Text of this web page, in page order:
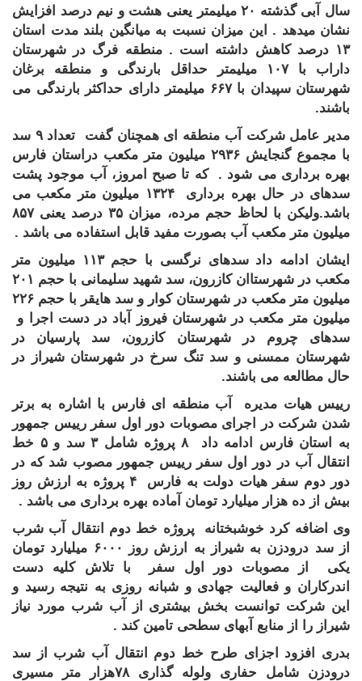
سال آبی گذشته ۲۰ میلیمتر یعنی هشت و نیم درصد افزایش
نشان میدهد . این میزان نسبت به میانگین بلند مدت استان
۱۳ درصد کاهش داشته است . منطقه فرگ در شهرستان
داراب با ۱۰۷ میلیمتر حداقل بارندگی و منطقه برغان
شهرستان سپیدان با ۶۶۷ میلیمتر دارای حداکثر بارندگی می
باشند.
مدیر عامل شرکت آب منطقه ای همچنان گفت تعداد ۹ سد
با مجموع گنجایش ۲۹۳۶ میلیون متر مکعب دراستان فارس
بهره برداری می شود . که تا صبح امروز، آب موجود پشت
سدهای در حال بهره برداری ۱۳۲۴ میلیون متر مکعب می
باشد.ولیکن با لحاظ حجم مرده، میزان ۳۵ درصد یعنی ۸۵۷
میلیون متر مکعب آب بصورت مفید قابل استفاده می باشد .
ایشان ادامه داد سدهای نرگسی با حجم ۱۱۳ میلیون متر
مکعب در شهرستاان کازرون، سد شهید سلیمانی با حجم ۲۰۱
میلیون متر مکعب در شهرستان کوار و سد هایقر با حجم ۲۲۶
میلیون متر مکعب در شهرستان فیروز آباد در دست اجرا و
سدهای چروم در شهرستان کازرون، سد پارسیان در
شهرستان ممسنی و سد تنگ سرخ در شهرستان شیراز در
حال مطالعه می باشند.
رییس هیات مدیره آب منطقه ای فارس با اشاره به برتر
شدن شرکت در اجرای مصوبات دور اول سفر رییس جمهور
به استان فارس ادامه داد ۸ پروژه شامل ۳ سد و ۵ خط
انتقال آب در دور اول سفر رییس جمهور مصوب شد که در
دور دوم سفر هیات دولت به فارس ۴ پروژه به ارزش روز
بیش از ده هزار میلیارد تومان آماده بهره برداری می باشد .
وی اضافه کرد خوشبختانه پروژه خط دوم انتقال آب شرب
از سد درودزن به شیراز به ارزش روز ۶۰۰۰ میلیارد تومان
یکی از مصوبات دور اول سفر با تلاش کلیه دست
اندرکاران و فعالیت جهادی و شبانه روزی به نتیجه رسید و
این شرکت توانست بخش بیشتری از آب شرب مورد نیاز
شیراز را از منابع آبهای سطحی تامین کند .
بدری افزود اجزای طرح خط دوم انتقال آب شرب از سد
درودزن شامل حفاری ولوله گذاری۷۸هزار متر مسیری